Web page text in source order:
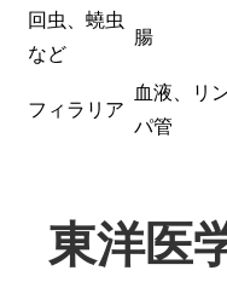
回虫、蟯虫
など
腸
フィラリア
血液、リ
パ管
東洋医